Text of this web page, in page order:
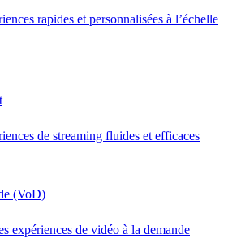
rapides et personnalisées à l’échelle
de streaming fluides et efficaces
(VoD)
expériences de vidéo à la demande